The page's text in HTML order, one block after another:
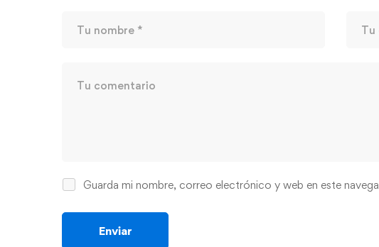
Guarda mi nombre, correo electrónico y web en este